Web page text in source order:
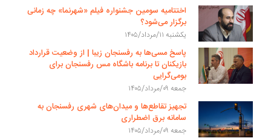
اختتامیه سومین جشنواره فیلم «شهرنما» چه زمانی
برگزار می‌شود؟
یکشنبه ۱۱/مرداد/۱۴۰۵
پاسخ مسی‌ها به رفسنجان زیبا | از وضعیت قرارداد
بازیکنان تا برنامه باشگاه مس رفسنجان برای
بومی‌گرایی
جمعه ۰۹/مرداد/۱۴۰۵
تجهیز تقاطع‌ها و میدان‌های شهری رفسنجان به
سامانه برق اضطراری
جمعه ۰۹/مرداد/۱۴۰۵